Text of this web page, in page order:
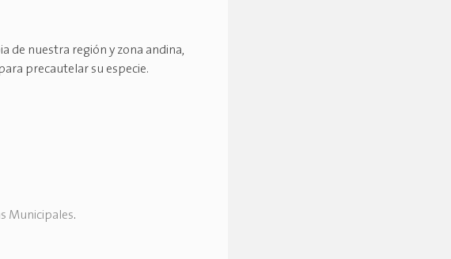
de nuestra región y zona andina,
precautelar su especie.
Municipales.